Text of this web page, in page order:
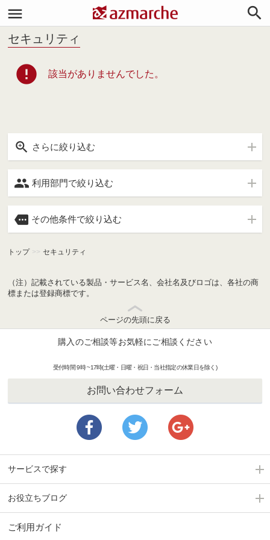


セキュリティ
error 該当がありませんでした。
 さらに絞り込む
 利用部門で絞り込む
 その他条件で絞り込む
トップ >> セキュリティ
（注）記載されている製品・サービス名、会社名及びロゴは、各社の商
標または登録商標です。
ページの先頭に戻る
購入のご相談等お気軽にご相談ください
受付時間 9時 ~17時(土曜・日曜・祝日・当社指定の休業日を除く)
お問い合わせフォーム
サービスで探す
お役立ちブログ
ご利用ガイド